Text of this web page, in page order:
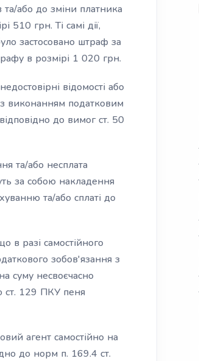
або до зміни платника
510 грн. Ті самі дії,
застосовано штраф за
в розмірі 1 020 грн.
відомості або
виконанням податковим
до вимог ст. 50
та/або несплата
за собою накладення
та/або сплаті до
в разі самостійного
зобов'язання з
суму несвоєчасно
ст. 129 ПКУ пеня
агент самостійно на
до норм п. 169.4 ст.